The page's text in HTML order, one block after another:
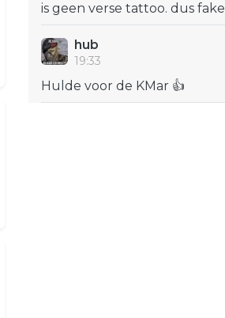
is geen verse tattoo. dus fake
hub
19:33
Hulde voor de KMar 👍